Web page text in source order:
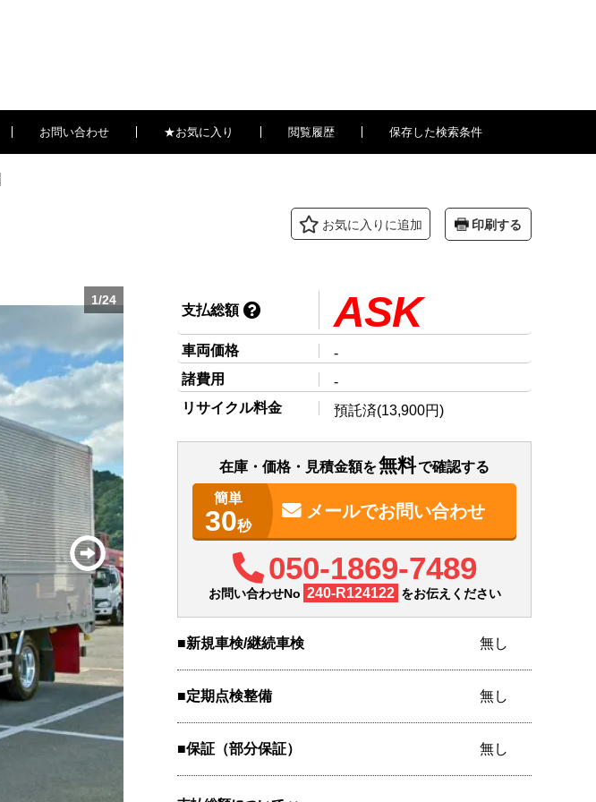
お問い合わせ ★お気に入り 閲覧履歴 保存した検索条件
お気に入り に追加 印刷する
1/24
支払総額 ASK
車両価格
-
諸費用
-
リサイクル料金
預託済(13,900円)
在庫・価格・見積金額を無料で確認する
簡単
30秒
メールでお問い合わせ
050-1869-7489
お問い合わせNo 240-R124122 をお伝えください
新規車検/継続車検 無し
定期点検整備 無し
保証（部分保証） 無し